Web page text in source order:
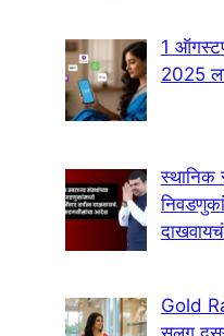
1
2025
स्थानिक
Gold